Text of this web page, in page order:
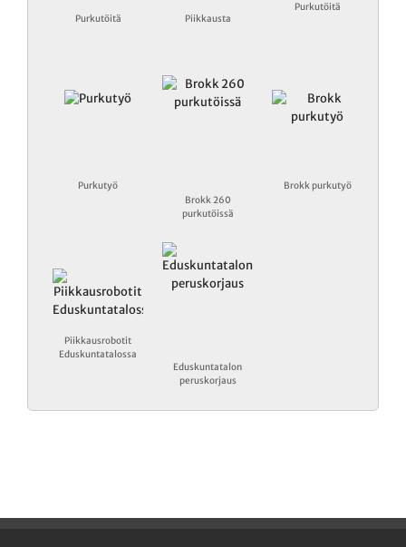
Purkutöitä Piikkausta
Purkutöitä
Purkutyö
Brokk 260
purkutöissä
Brokk purkutyö
Piikkausrobotit
Eduskuntatalossa
Eduskuntatalon
peruskorjaus